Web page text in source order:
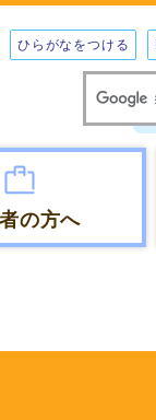
ひらがなをつける
の方へ